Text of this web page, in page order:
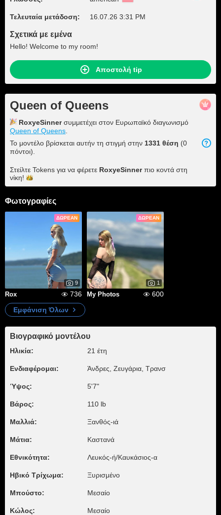
Τελευταία μετάδοση: 16.07.26 3:31 PM
Σχετικά με εμένα
Hello! Welcome to my room!
Αποστολή tip
Queen of Queens
RoxyeSinner συμμετέχει στον Ευρωπαϊκό διαγωνισμό
Queen of Queens
Το μοντέλο βρίσκεται αυτήν τη στιγμή στην 1331 θέση (0
πόντοι).
Στείλτε Tokens για να φέρετε RoxyeSinner πιο κοντά στη
νίκη!
Φωτογραφίες
ΔΩΡΕΆΝ
9
Rox 736
ΔΩΡΕΆΝ
1
My Photos
600
Εμφάνιση Όλων
Βιογραφικό μοντέλου
Ηλικία: 21 έτη
Ενδιαφέρομαι: Άνδρες, Zευγάρια, Τρανσ
Ύψος: 5'7"
Βάρος: 110 lb
Μαλλιά: Ξανθός-ιά
Μάτια: Καστανά
Εθνικότητα: Λευκός-ή/Καυκάσιος-α
Ηβικό Τρίχωμα: Ξυρισμένο
Μπούστο: Μεσαίο
Κώλος: Μεσαίο